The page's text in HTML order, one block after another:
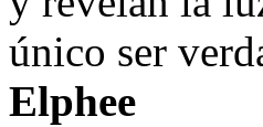
único ser
Elphee